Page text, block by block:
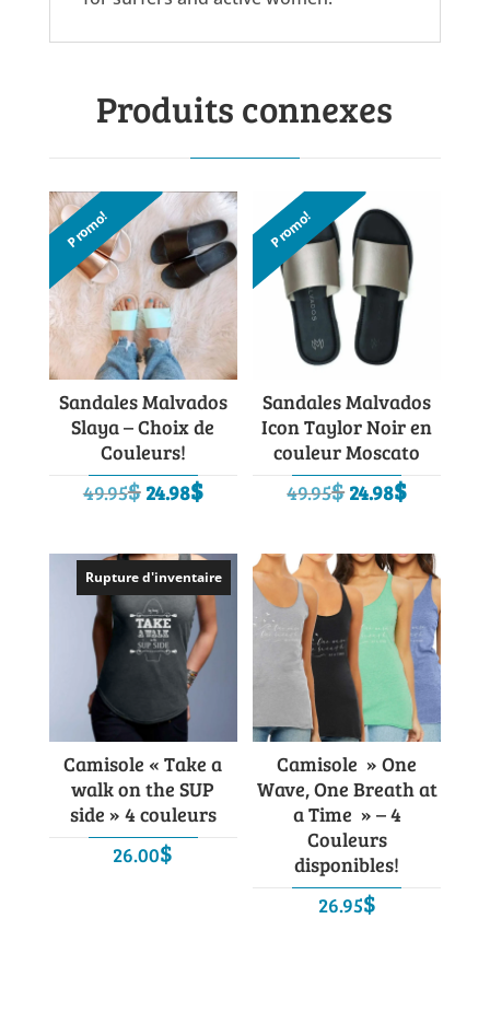
Produits connexes
Promo!
Sandales Malvados
Slaya – Choix de
Couleurs!
49.95$Le
initial
était :
49.95$.
24.98$Le
actuel
est :
24.98$.
Promo!
Sandales Malvados
Icon Taylor Noir en
couleur Moscato
49.95$Le
initial
était :
49.95$.
24.98$Le
actuel
est :
24.98$.
Rupture d'inventaire
Camisole « Take a
walk on the SUP
side » 4 couleurs
26.00$
Camisole » One
Wave, One Breath at
a Time » – 4
Couleurs
disponibles!
26.95$